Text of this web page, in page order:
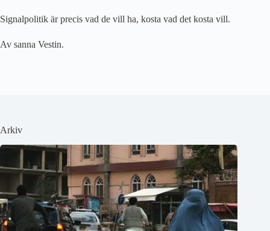
Signalpolitik är precis vad de vill ha, kosta vad det kosta vill.
Av sanna Vestin.
Arkiv